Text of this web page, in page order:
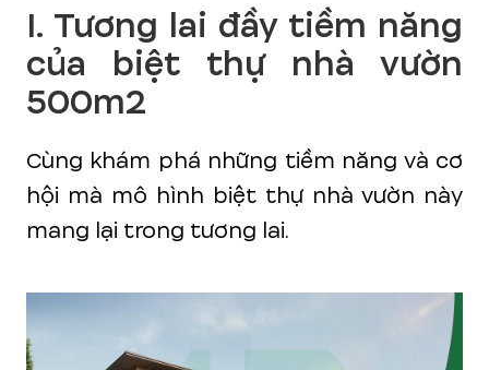
I. Tương lai đầy tiềm năng
của biệt thự nhà vườn
500m2
Cùng khám phá những tiềm năng và cơ
hội mà mô hình biệt thự nhà vườn này
mang lại trong tương lai.